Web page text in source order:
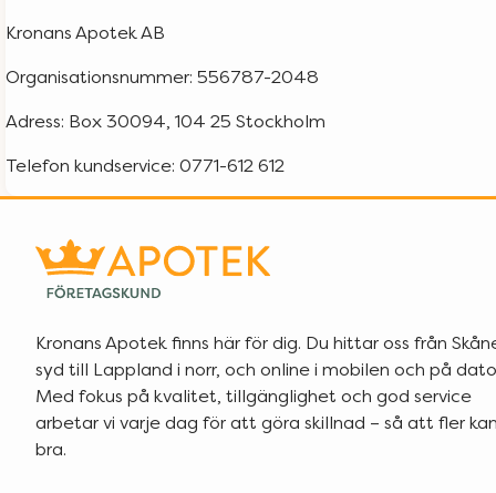
Kronans Apotek AB
Organisationsnummer: 556787-2048
Adress: Box 30094, 104 25 Stockholm
Telefon kundservice: 0771-612 612
Kronans Apotek finns här för dig. Du hittar oss från
syd till Lappland i norr, och online i mobilen och på
Med fokus på kvalitet, tillgänglighet och god service
arbetar vi varje dag för att göra skillnad – så att fler
bra.